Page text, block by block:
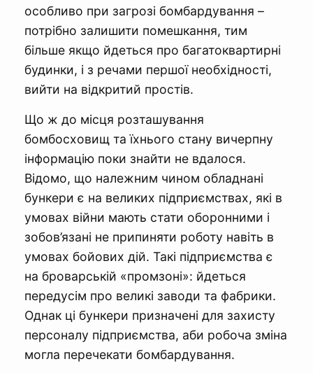
особливо при загрозі бомбардування –
потрібно залишити помешкання, тим
більше якщо йдеться про багатоквартирні
будинки, і з речами першої необхідності,
вийти на відкритий простів.
Що ж до місця розташування
бомбосховищ та їхнього стану вичерпну
інформацію поки знайти не вдалося.
Відомо, що належним чином обладнані
бункери є на великих підприємствах, які в
умовах війни мають стати оборонними і
зобов’язані не припиняти роботу навіть в
умовах бойових дій. Такі підприємства є
на броварській «промзоні»: йдеться
передусім про великі заводи та фабрики.
Однак ці бункери призначені для захисту
персоналу підприємства, аби робоча зміна
могла перечекати бомбардування.